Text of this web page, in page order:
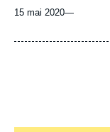
15 mai 2020—